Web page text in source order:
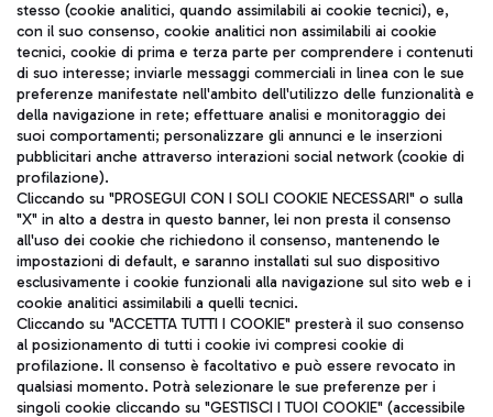
TRAVEL JOURNAL
ITA
Aeroporti di Roma S.p.A. - Società soggetta a direzione e
coordinamento di Mundys S.p.A.
Codice fiscale e Registro delle Imprese di Roma 13032990155 P.
IVA 06572251004
Capitale sociale 62.224.743,00 int. vers.
stesso (cookie analitici, quando assimilabili ai cookie tecnici), e,
con il suo consenso, cookie analitici non assimilabili ai cookie
tecnici, cookie di prima e terza parte per comprendere i contenuti
di suo interesse; inviarle messaggi commerciali in linea con le sue
preferenze manifestate nell'ambito dell'utilizzo delle funzionalità e
della navigazione in rete; effettuare analisi e monitoraggio dei
suoi comportamenti; personalizzare gli annunci e le inserzioni
pubblicitari anche attraverso interazioni social network (cookie di
profilazione).
Cliccando su "PROSEGUI CON I SOLI COOKIE NECESSARI" o sulla
"X" in alto a destra in questo banner, lei non presta il consenso
all'uso dei cookie che richiedono il consenso, mantenendo le
impostazioni di default, e saranno installati sul suo dispositivo
esclusivamente i cookie funzionali alla navigazione sul sito web e i
cookie analitici assimilabili a quelli tecnici.
Cliccando su "ACCETTA TUTTI I COOKIE" presterà il suo consenso
al posizionamento di tutti i cookie ivi compresi cookie di
profilazione. Il consenso è facoltativo e può essere revocato in
qualsiasi momento. Potrà selezionare le sue preferenze per i
singoli cookie cliccando su "GESTISCI I TUOI COOKIE" (accessibile